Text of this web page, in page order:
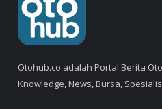
Otohub.co adalah Portal Berita
Knowledge, News, Bursa,